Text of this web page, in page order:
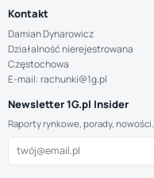
Kontakt
Damian Dynarowicz
Działalność nierejestrowana
Częstochowa
E-mail: rachunki@1g.pl
Newsletter 1G.pl Insider
Raporty rynkowe, porady, nowości.